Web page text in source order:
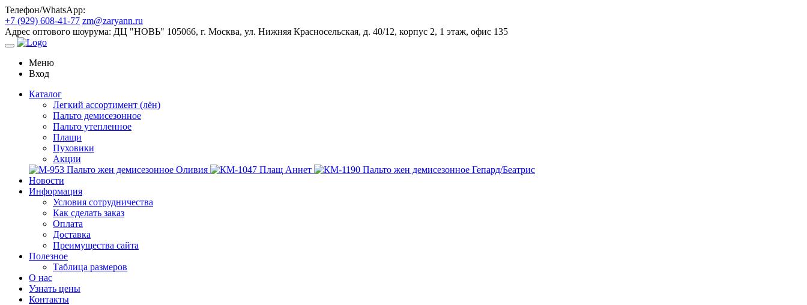
Телефон/WhatsApp:
+7 (929) 608-41-77 zm@zaryann.ru
Адрес оптового шоурума: ДЦ "НОВЬ" 105066, г. Москва, ул. Нижняя Красносельская, д. 40/12, корпус 2, 1 этаж, офис 135
Меню
Вход
Каталог
Легкий ассортимент (лён)
Пальто демисезонное
Пальто утепленное
Плащи
Пуховики
Акции
Новости
Информация
Условия сотрудничества
Как сделать заказ
Оплата
Доставка
Преимущества сайта
Полезное
Таблица размеров
О нас
Узнать цены
Контакты